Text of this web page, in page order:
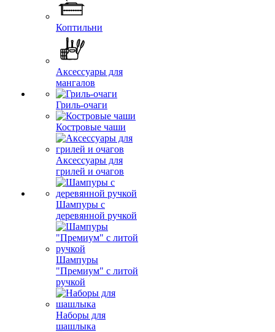
Коптильни
Аксессуары для
мангалов
Гриль-очаги
Костровые чаши
Аксессуары для
грилей и очагов
Шампуры с
деревянной ручкой
Шампуры
"Премиум" с литой
ручкой
Наборы для
шашлыка